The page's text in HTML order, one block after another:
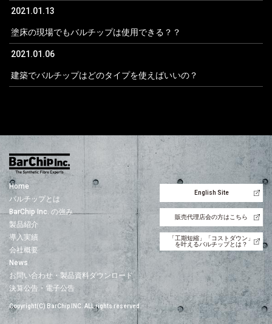
2021.01.13
塗床の現場でもバルチップは使用できる？？
2021.01.06
建築でバルチップはどのタイプを使えばいいの？
Home
バルチップとは
BarChip Inc. の強み
製品紹介
導入実績
会社概要
News
お問い合わせ・製品資料ダウンロード
決算公告・電子公告
Copyright(C) BarChip INC. ALL rights reserved.
English Site
販売代理店会の方はこちら
「工期短縮」「コストダウン」
を叶えるバルチップとは？